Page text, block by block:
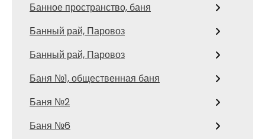
Банное пространство, баня
Банный рай, Паровоз
Банный рай, Паровоз
Баня №1, общественная баня
Баня №2
Баня №6